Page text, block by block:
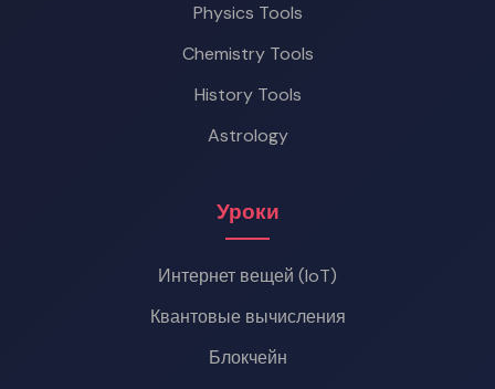
Physics Tools
Chemistry Tools
History Tools
Astrology
Уроки
Интернет вещей (IoT)
Квантовые вычисления
Блокчейн